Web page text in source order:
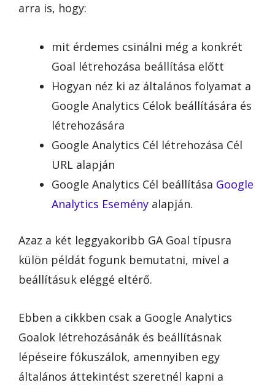
arra is, hogy:
mit érdemes csinálni még a konkrét
Goal létrehozása beállítása előtt
Hogyan néz ki az általános folyamat a
Google Analytics Célok beállítására és
létrehozására
Google Analytics Cél létrehozása Cél
URL alapján
Google Analytics Cél beállítása Google
Analytics Esemény alapján.
Azaz a két leggyakoribb GA Goal típusra
külön példát fogunk bemutatni, mivel a
beállításuk eléggé eltérő.
Ebben a cikkben csak a Google Analytics
Goalok létrehozásánák és beállításnak
lépéseire fókuszálok, amennyiben egy
általános áttekintést szeretnél kapni a